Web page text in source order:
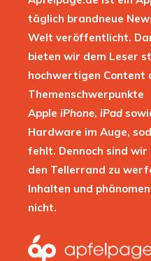
täglich brandneue
Welt veröffentlicht.
bieten wir dem Leser
hochwertigen Content
Themenschwerpunkte
Apple iPhone, iPad
Hardware im Auge,
fehlt. Dennoch sind
den Tellerrand zu
Inhalten und
nicht.